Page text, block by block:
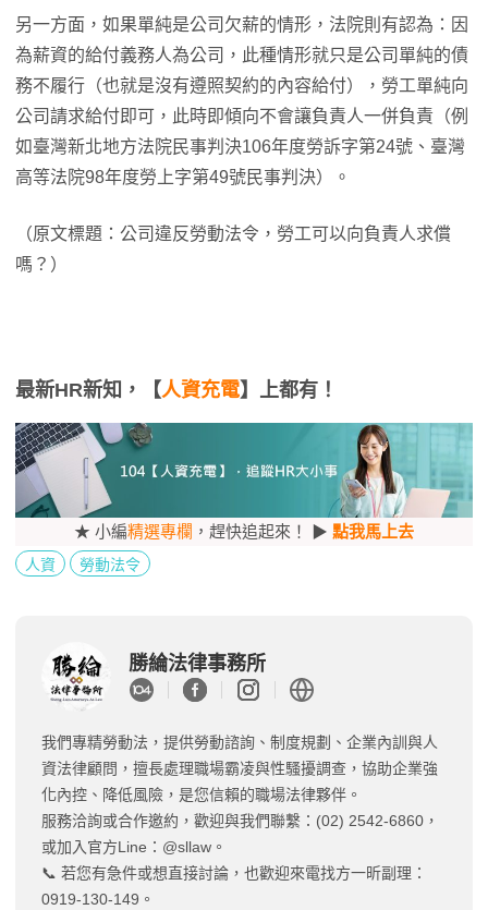
另一方面，如果單純是公司欠薪的情形，法院則有認為：因
為薪資的給付義務人為公司，此種情形就只是公司單純的債
務不履行（也就是沒有遵照契約的內容給付），勞工單純向
公司請求給付即可，此時即傾向不會讓負責人一併負責（例
如臺灣新北地方法院民事判決106年度勞訴字第24號、臺灣
高等法院98年度勞上字第49號民事判決）。
（原文標題：公司違反勞動法令，勞工可以向負責人求償
嗎？）
最新HR新知，【人資充電】上都有！
★ 小編精選專欄 ，趕快追起來！ ▶ 點我馬上去
人資 勞動法令
勝綸法律事務所
我們專精勞動法，提供勞動諮詢、制度規劃、企業內訓與人
資法律顧問，擅長處理職場霸凌與性騷擾調查，協助企業強
化內控、降低風險，是您信賴的職場法律夥伴。
服務洽詢或合作邀約，歡迎與我們聯繫：(02) 2542-6860，
或加入官方Line：@sllaw。
📞 若您有急件或想直接討論，也歡迎來電找方一昕副理：
0919-130-149。